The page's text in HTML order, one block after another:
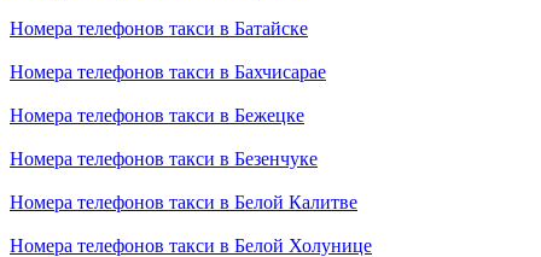
Номера телефонов такси в Батайске
Номера телефонов такси в Бахчисарае
Номера телефонов такси в Бежецке
Номера телефонов такси в Безенчуке
Номера телефонов такси в Белой Калитве
Номера телефонов такси в Белой Холунице